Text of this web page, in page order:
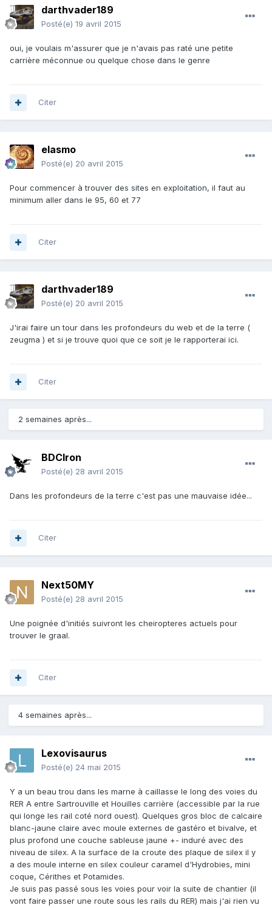
darthvader189
Posté(e) 19 avril 2015
oui, je voulais m'assurer que je n'avais pas raté une petite
carrière méconnue ou quelque chose dans le genre
Citer
elasmo
Posté(e) 20 avril 2015
Pour commencer à trouver des sites en exploitation, il faut au
minimum aller dans le 95, 60 et 77
Citer
darthvader189
Posté(e) 20 avril 2015
J'irai faire un tour dans les profondeurs du web et de la terre (
zeugma ) et si je trouve quoi que ce soit je le rapporterai ici.
Citer
2 semaines après...
BDCIron
Posté(e) 28 avril 2015
Dans les profondeurs de la terre c'est pas une mauvaise idée...
Citer
Next50MY
Posté(e) 28 avril 2015
Une poignée d'initiés suivront les cheiropteres actuels pour
trouver le graal.
Citer
4 semaines après...
Lexovisaurus
Posté(e) 24 mai 2015
Y a un beau trou dans les marne à caillasse le long des voies du
RER A entre Sartrouville et Houilles carrière (accessible par la rue
qui longe les rail coté nord ouest). Quelques gros bloc de calcaire
blanc-jaune claire avec moule externes de gastéro et bivalve, et
plus profond une couche sableuse jaune +- induré avec des
niveau de silex. A la surface de la croute des plaque de silex il y
a des moule interne en silex couleur caramel d'Hydrobies, mini
coque, Cérithes et Potamides.
Je suis pas passé sous les voies pour voir la suite de chantier (il
vont faire passer une route sous les rails du RER) mais j'ai rien vu